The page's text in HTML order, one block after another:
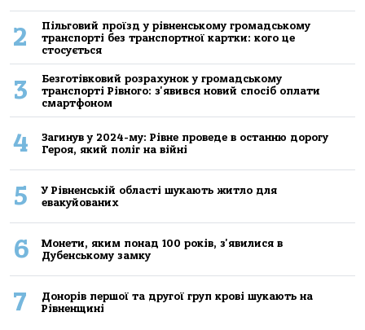
2
Пільговий проїзд у рівненському громадському
транспорті без транспортної картки: кого це
стосується
3
Безготівковий розрахунок у громадському
транспорті Рівного: з'явився новий спосіб оплати
смартфоном
4
Загинув у 2024-му: Рівне проведе в останню дорогу
Героя, який поліг на війні
5
У Рівненській області шукають житло для
евакуйованих
6
Монети, яким понад 100 років, з'явилися в
Дубенському замку
7
Донорів першої та другої груп крові шукають на
Рівненщині